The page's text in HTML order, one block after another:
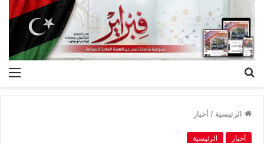
الرئيسية / أخبار
أخبار الرئيسية